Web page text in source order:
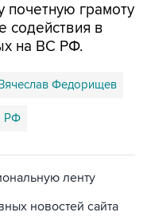
почетную грамоту
содействия в
на ВС РФ.
Федорищев
РФ
ленту
новостей сайта